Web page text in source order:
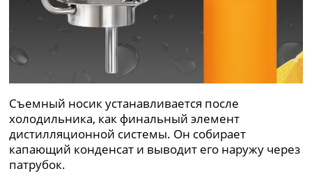
Съемный носик устанавливается после
холодильника, как финальный элемент
дистилляционной системы. Он собирает
капающий конденсат и выводит его наружу через
патрубок.